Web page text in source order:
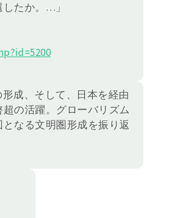
たか。…」
成、そして、日本を経由
の活躍。グローバリズム
なる文明圏形成を振り返